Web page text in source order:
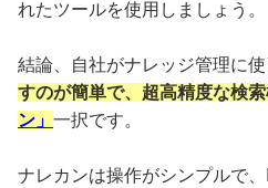
れたツールを使用しましょう。
結論、自社がナレッジ管理に使
すのが簡単で、超高精度な検
ン」 一択です。
ナレカンは操作がシンプルで